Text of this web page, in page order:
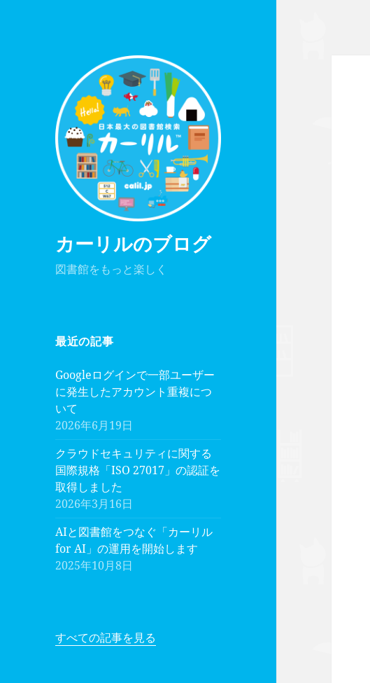
カーリルのブログ
図書館をもっと楽しく
最近の記事
Googleログインで一部ユーザー
に発生したアカウント重複につ
いて
2026年6月19日
クラウドセキュリティに関する
国際規格「ISO 27017」の認証を
取得しました
2026年3月16日
AIと図書館をつなぐ「カーリル
for AI」の運用を開始します
2025年10月8日
すべての記事を見る